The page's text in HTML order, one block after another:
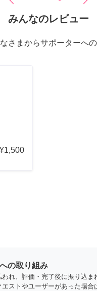
みんなのレビュー
さまからサポーターへ
¥1,500
の取り組み
れ、評価・完了後に振り込
ストやユーザーがあった場合